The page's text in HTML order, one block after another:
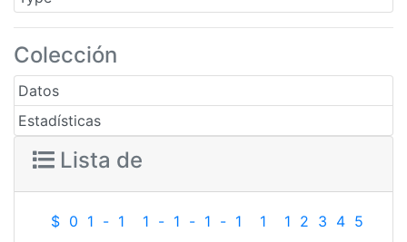
Colección
Datos
Estadísticas
Lista de
$ 0 1 - 1 1 - 1 - 1 - 1 1 1 2 3 4 5